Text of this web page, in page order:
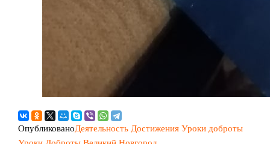
ОпубликованоДеятельность Достижения Уроки доброты